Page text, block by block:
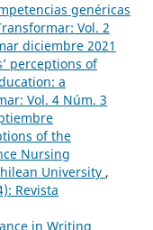
genéricas
Vol. 2
diciembre 2021
perceptions of
a
Vol. 4 Núm. 3
of the
Nursing
University ,
Revista
in Writing